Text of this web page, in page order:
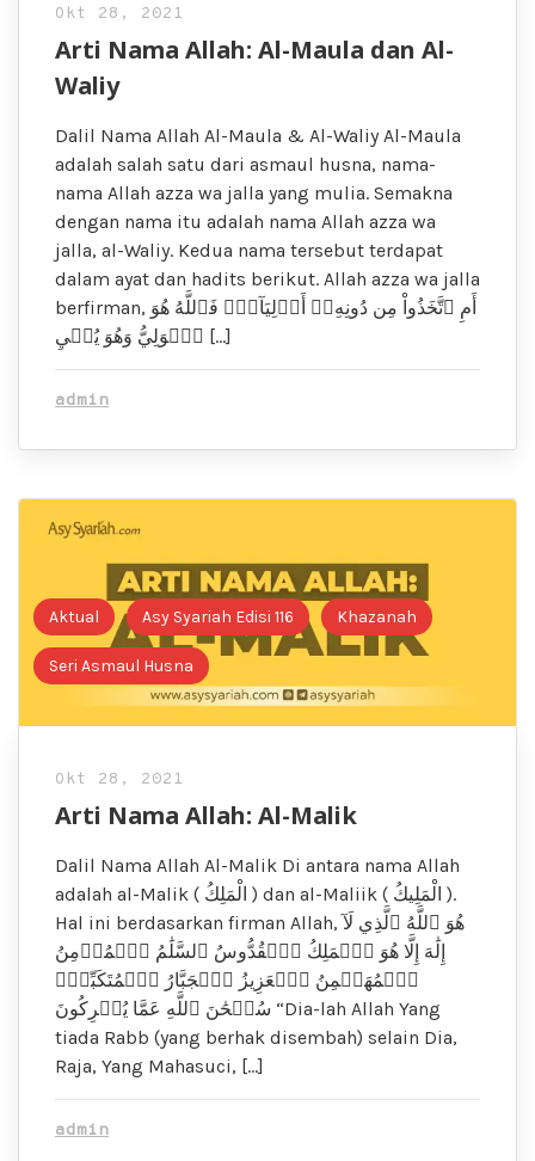
Okt 28, 2021
Arti Nama Allah: Al-Maula dan Al-
Waliy
Dalil Nama Allah Al-Maula & Al-Waliy Al-Maula
adalah salah satu dari asmaul husna, nama-
nama Allah azza wa jalla yang mulia. Semakna
dengan nama itu adalah nama Allah azza wa
jalla, al-Waliy. Kedua nama tersebut terdapat
dalam ayat dan hadits berikut. Allah azza wa jalla
berfirman, أَمِ ٱتَّخَذُواْ مِن دُونِهِۦٓ أَوۡلِيَآءَۖ فَٱللَّهُ هُوَ
ٱلۡوَلِيُّ وَهُوَ يُحۡيِ […]
admin
Aktual Asy Syariah Edisi 116 Khazanah
Seri Asmaul Husna
Okt 28, 2021
Arti Nama Allah: Al-Malik
Dalil Nama Allah Al-Malik Di antara nama Allah
adalah al-Malik ( الْمَلِكُ ) dan al-Maliik ( الْمَلِيكُ ).
Hal ini berdasarkan firman Allah, هُوَ ٱللَّهُ ٱلَّذِي لَآ
إِلَٰهَ إِلَّا هُوَ ٱلۡمَلِكُ ٱلۡقُدُّوسُ ٱلسَّلَٰمُ ٱلۡمُؤۡمِنُ
ٱلۡمُهَيۡمِنُ ٱلۡعَزِيزُ ٱلۡجَبَّارُ ٱلۡمُتَكَبِّرُۚ
سُبۡحَٰنَ ٱللَّهِ عَمَّا يُشۡرِكُونَ “Dia-lah Allah Yang
tiada Rabb (yang berhak disembah) selain Dia,
Raja, Yang Mahasuci, […]
admin